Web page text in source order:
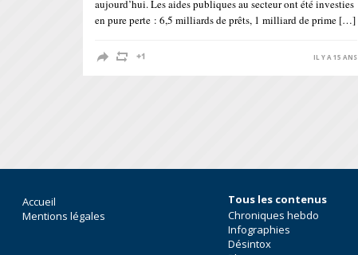
aujourd’hui. Les aides publiques au secteur ont été investies
en pure perte : 6,5 milliards de prêts, 1 milliard de prime […]
IL Y A 15 ANS
Accueil
Mentions légales
Tous les contenus
Chroniques hebdo
Infographies
Désintox